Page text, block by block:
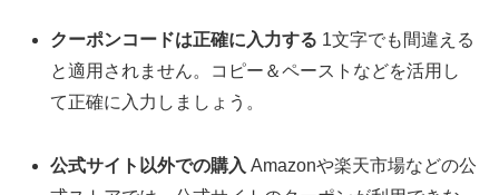
クーポンコードは正確に入力する 1文字でも間違える
と適用されません。コピー＆ペーストなどを活用し
て正確に入力しましょう。
公式サイト以外での購入 Amazonや楽天市場などの公